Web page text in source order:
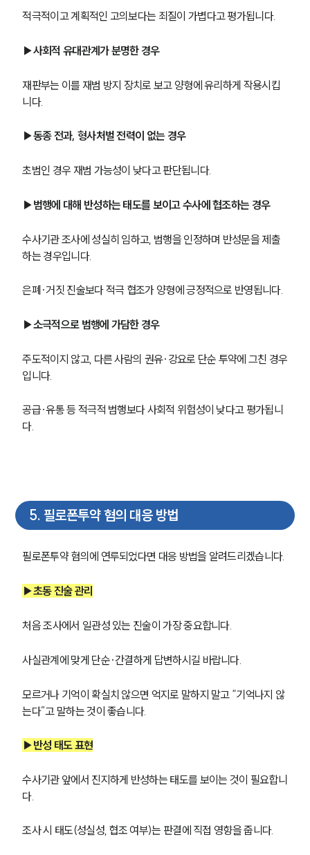
팀소개
대륜의 강점
글로벌 파트너 로펌
고객의 소리
업무사례
주요 업무사례
마약 법률정보
법률지식인
마약소송 ・ 상담후기
적극적이고 계획적인 고의보다는 죄질이 가볍다고 평가됩니다.
▶사회적 유대관계가 분명한 경우
재판부는 이를 재범 방지 장치로 보고 양형에 유리하게 작용시킵
니다.
▶동종 전과, 형사처벌 전력이 없는 경우
초범인 경우 재범 가능성이 낮다고 판단됩니다.
▶범행에 대해 반성하는 태도를 보이고 수사에 협조하는 경우
수사기관 조사에 성실히 임하고, 범행을 인정하며 반성문을 제출
하는 경우입니다.
은폐·거짓 진술보다 적극 협조가 양형에 긍정적으로 반영됩니다.
▶소극적으로 범행에 가담한 경우
주도적이지 않고, 다른 사람의 권유·강요로 단순 투약에 그친 경우
입니다.
공급·유통 등 적극적 범행보다 사회적 위험성이 낮다고 평가됩니
다.
5. 필로폰투약 혐의 대응 방법
필로폰투약 혐의에 연루되었다면 대응 방법을 알려드리겠습니다.
▶초동 진술 관리
처음 조사에서 일관성 있는 진술이 가장 중요합니다.
사실관계에 맞게 단순·간결하게 답변하시길 바랍니다.
모르거나 기억이 확실치 않으면 억지로 말하지 말고 “기억나지 않
는다”고 말하는 것이 좋습니다.
▶반성 태도 표현
수사기관 앞에서 진지하게 반성하는 태도를 보이는 것이 필요합니
다.
조사 시 태도(성실성, 협조 여부)는 판결에 직접 영향을 줍니다.